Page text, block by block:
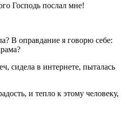
Господь послал мне!
В оправдание я говорю себе:
сидела в интернете, пыталась
и тепло к этому человеку,